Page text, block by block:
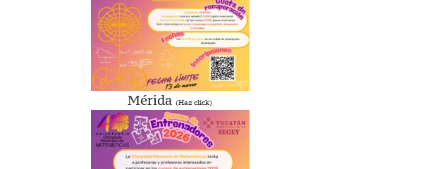
Mérida(Haz click)